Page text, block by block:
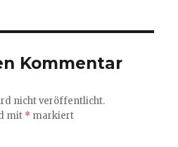
Kommentar
nicht veröffentlicht.
mit * markiert